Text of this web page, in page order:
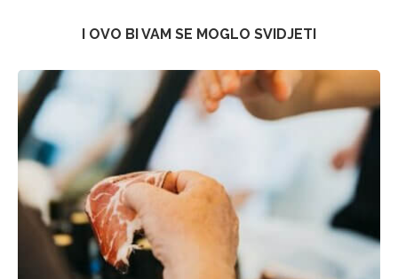
I OVO BI VAM SE MOGLO SVIDJETI